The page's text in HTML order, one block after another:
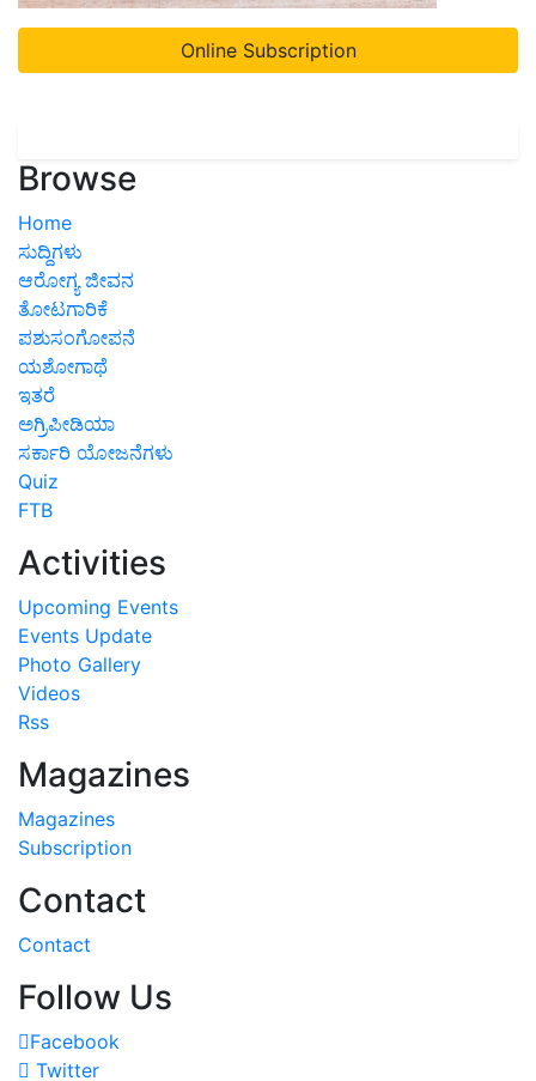
Online Subscription
Browse
Home
ಸುದ್ದಿಗಳು
ಆರೋಗ್ಯ ಜೀವನ
ತೋಟಗಾರಿಕೆ
ಪಶುಸಂಗೋಪನೆ
ಯಶೋಗಾಥೆ
ಇತರೆ
ಅಗ್ರಿಪೀಡಿಯಾ
ಸರ್ಕಾರಿ ಯೋಜನೆಗಳು
Quiz
FTB
Activities
Upcoming Events
Events Update
Photo Gallery
Videos
Rss
Magazines
Magazines
Subscription
Contact
Contact
Follow Us
Facebook
Twitter